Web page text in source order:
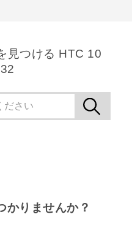
見つける HTC 10
かりませんか？